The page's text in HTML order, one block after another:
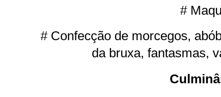
#
# Confecção de morcegos,
da bruxa, fantasmas,